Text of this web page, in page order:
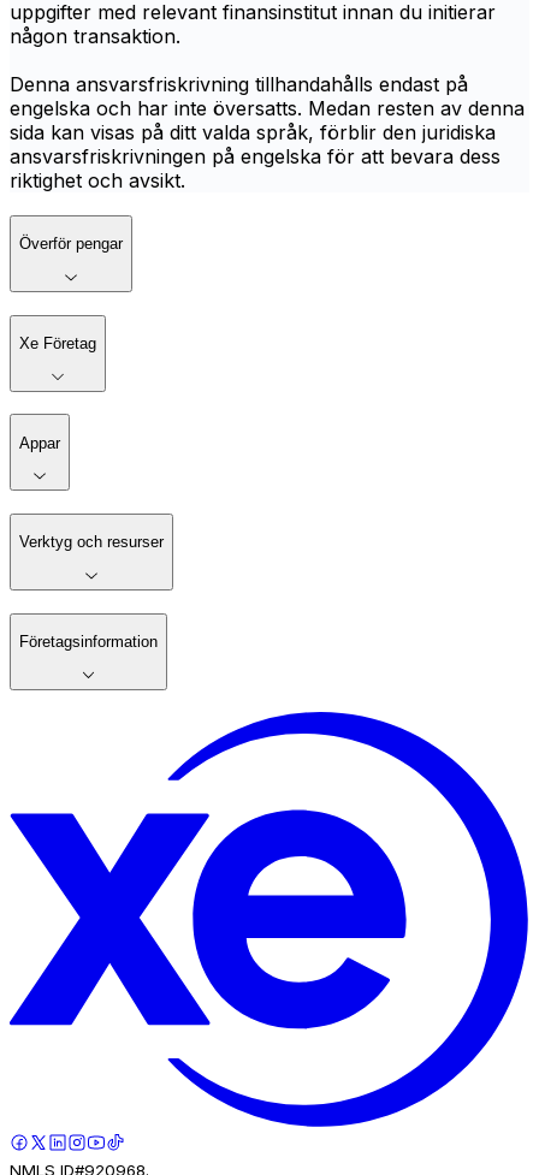
uppgifter med relevant finansinstitut innan du initierar
någon transaktion.
Denna ansvarsfriskrivning tillhandahålls endast på
engelska och har inte översatts. Medan resten av denna
sida kan visas på ditt valda språk, förblir den juridiska
ansvarsfriskrivningen på engelska för att bevara dess
riktighet och avsikt.
Överför pengar
Xe Företag
Appar
Verktyg och resurser
Företagsinformation
NMLS ID#920968.